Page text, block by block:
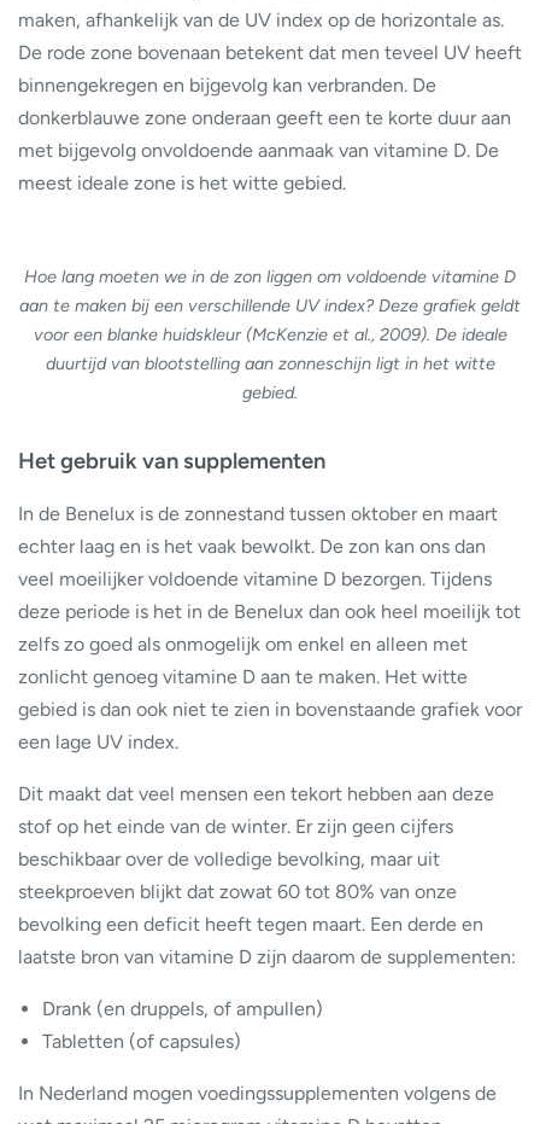
maken, afhankelijk van de UV index op de horizontale as.
De rode zone bovenaan betekent dat men teveel UV heeft
binnengekregen en bijgevolg kan verbranden. De
donkerblauwe zone onderaan geeft een te korte duur aan
met bijgevolg onvoldoende aanmaak van vitamine D. De
meest ideale zone is het witte gebied.
Hoe lang moeten we in de zon liggen om voldoende vitamine D
aan te maken bij een verschillende UV index? Deze grafiek geldt
voor een blanke huidskleur (McKenzie et al., 2009). De ideale
duurtijd van blootstelling aan zonneschijn ligt in het witte
gebied.
Het gebruik van supplementen
In de Benelux is de zonnestand tussen oktober en maart
echter laag en is het vaak bewolkt. De zon kan ons dan
veel moeilijker voldoende vitamine D bezorgen. Tijdens
deze periode is het in de Benelux dan ook heel moeilijk tot
zelfs zo goed als onmogelijk om enkel en alleen met
zonlicht genoeg vitamine D aan te maken. Het witte
gebied is dan ook niet te zien in bovenstaande grafiek voor
een lage UV index.
Dit maakt dat veel mensen een tekort hebben aan deze
stof op het einde van de winter. Er zijn geen cijfers
beschikbaar over de volledige bevolking, maar uit
steekproeven blijkt dat zowat 60 tot 80% van onze
bevolking een deficit heeft tegen maart. Een derde en
laatste bron van vitamine D zijn daarom de supplementen:
Drank (en druppels, of ampullen)
Tabletten (of capsules)
In Nederland mogen voedingssupplementen volgens de